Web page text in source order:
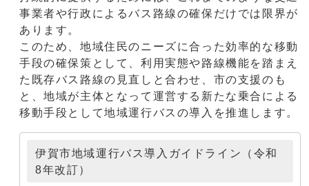
事業者や行政によるバス路線の確保だけでは限界が
あります。
このため、地域住民のニーズに合った効率的な移動
手段の確保策として、利用実態や路線機能を踏まえ
た既存バス路線の見直しと合わせ、市の支援のも
と、地域が主体となって運営する新たな乗合による
移動手段として地域運行バスの導入を推進します。
伊賀市地域運行バス導入ガイドライン（令和
8年改訂）